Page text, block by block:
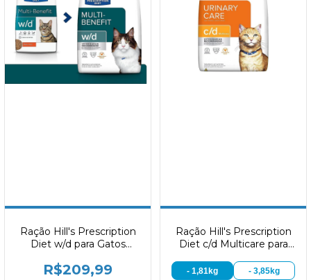
Ração Hill's Prescription
Diet w/d para Gatos
Peso e Glicêmico 1,81kg
R$209,99
Ração Hill's Prescription
Diet c/d Multicare para
Urinário
- 1,81kg - 3,85kg